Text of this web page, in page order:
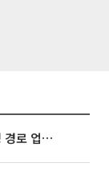
태풍 '돌핀' 오키나와 접근…일본기상청 경로 업데이트